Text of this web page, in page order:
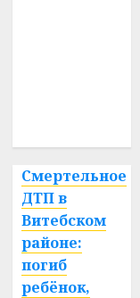
Смертельное
ДТП в
Витебском
районе:
погиб
ребёнок,